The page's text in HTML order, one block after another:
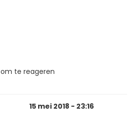
om te reageren
15 mei 2018 - 23:16